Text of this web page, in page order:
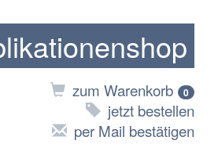
zum Warenkorb 0
jetzt bestellen
per Mail bestätigen